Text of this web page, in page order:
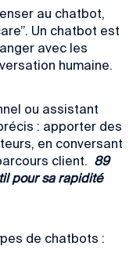
au chatbot,
Un chatbot est
avec les
humaine.
ou assistant
: apporter des
en conversant
client. 89
pour sa rapidité
de chatbots :